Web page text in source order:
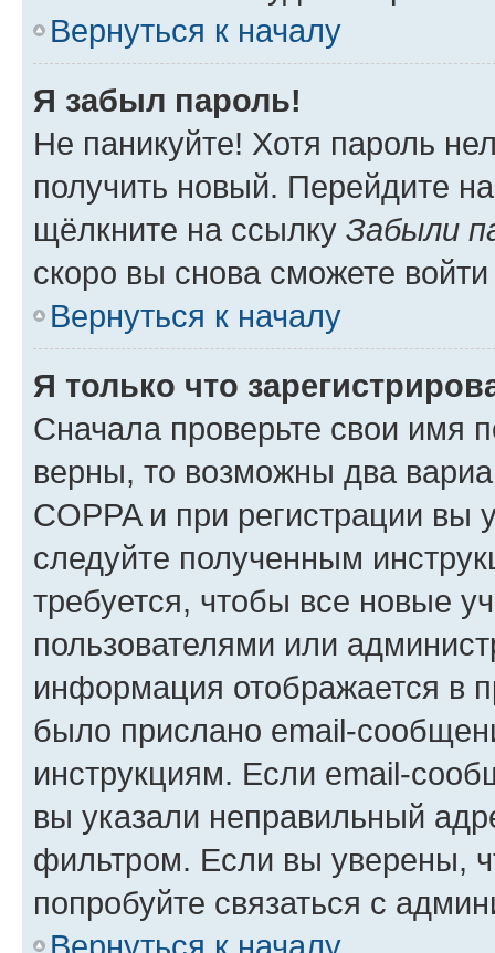
Вернуться к началу
Я забыл пароль!
Не паникуйте! Хотя пароль
получить новый. Перейдите
щёлкните на ссылку Забыли
скоро вы снова сможете
Вернуться к началу
Я только что
Сначала проверьте свои имя
верны, то возможны два
COPPA и при регистрации вы
следуйте полученным
требуется, чтобы все новые
пользователями или
информация отображается в
было прислано email-
инструкциям. Если email-
вы указали неправильный
фильтром. Если вы уверены,
попробуйте связаться с
Вернуться к началу